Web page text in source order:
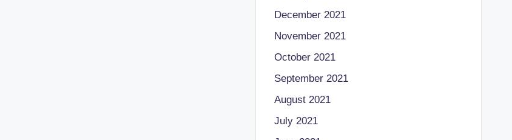
December 2021
November 2021
October 2021
September 2021
August 2021
July 2021